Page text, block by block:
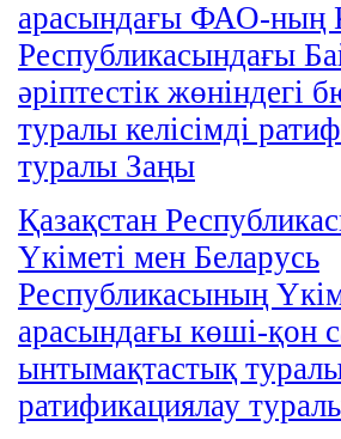
арасындағы ФАО-ның
Республикасындағы
әріптестік жөніндегі
туралы келісімді
туралы Заңы
Қазақстан
Үкіметі мен Беларусь
Республикасының
арасындағы көші-қон
ынтымақтастық туралы
ратификациялау